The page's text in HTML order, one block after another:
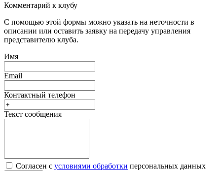
Комментарий к клубу
С помощью этой формы можно указать на неточности в
описании или оставить заявку на передачу управления
представителю клуба.
Имя
Email
Контактный телефон
Текст сообщения
Согласен с условиями обработки персональных данных